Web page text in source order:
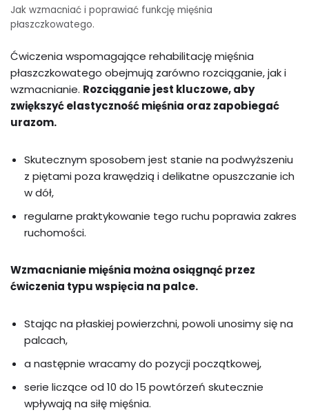
Jak wzmacniać i poprawiać funkcję mięśnia
płaszczkowatego.
Ćwiczenia wspomagające rehabilitację mięśnia
płaszczkowatego obejmują zarówno rozciąganie, jak i
wzmacnianie. Rozciąganie jest kluczowe, aby
zwiększyć elastyczność mięśnia oraz zapobiegać
urazom.
Skutecznym sposobem jest stanie na podwyższeniu
z piętami poza krawędzią i delikatne opuszczanie ich
w dół,
regularne praktykowanie tego ruchu poprawia zakres
ruchomości.
Wzmacnianie mięśnia można osiągnąć przez
ćwiczenia typu wspięcia na palce.
Stając na płaskiej powierzchni, powoli unosimy się na
palcach,
a następnie wracamy do pozycji początkowej,
serie liczące od 10 do 15 powtórzeń skutecznie
wpływają na siłę mięśnia.